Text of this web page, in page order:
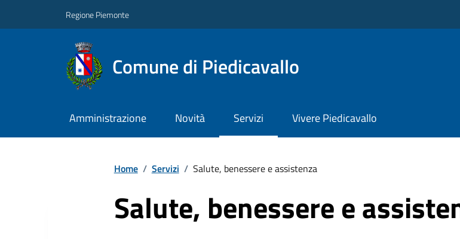
Regione Piemonte
Comune di Piedicavallo
Amministrazione Novità Servizi Vivere Piedicavallo
Home / Servizi / Salute, benessere e assistenza
Salute, benessere e